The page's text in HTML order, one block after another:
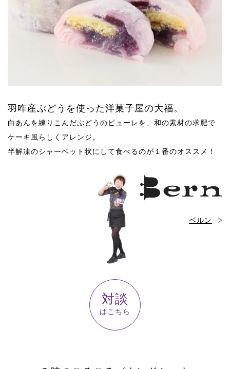
羽咋産ぶどうを使った洋菓子屋の大福。
白あんを練りこんだぶどうのピューレを、和の素材の求肥で
ケーキ風らしくアレンジ。
半解凍のシャーベット状にして食べるのが１番のオススメ！
ベルン
対談
はこちら